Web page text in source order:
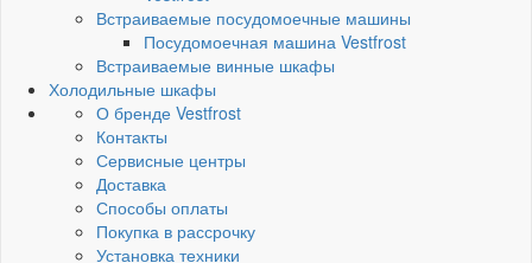
Встраиваемые посудомоечные машины
Посудомоечная машина Vestfrost
Встраиваемые винные шкафы
Холодильные шкафы
О бренде Vestfrost
Контакты
Сервисные центры
Доставка
Способы оплаты
Покупка в рассрочку
Установка техники